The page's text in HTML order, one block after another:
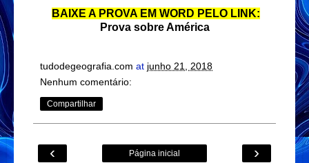
BAIXE A PROVA EM WORD PELO LINK:
Prova sobre América
tudodegeografia.com at junho 21, 2018
Nenhum comentário:
Compartilhar
‹ ›
Página inicial